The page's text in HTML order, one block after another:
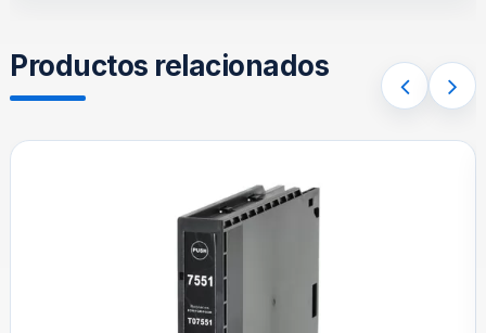
Productos relacionados